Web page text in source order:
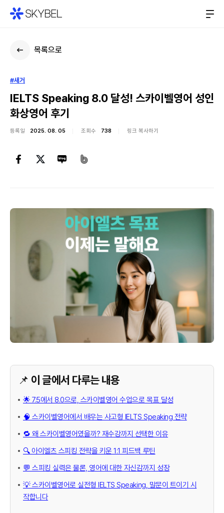
목록으로
#새거
IELTS Speaking 8.0 달성! 스카이벨영어 성인
화상영어 후기
등록일 2025. 08. 05 조회수 738 링크 복사하기
📌 이 글에서 다루는 내용
🌟 7.5에서 8.0으로, 스카이벨영어 수업으로 목표 달성
🧠 스카이벨영어에서 배우는 사고형 IELTS Speaking 전략
🔁 왜 스카이벨영어였을까? 재수강까지 선택한 이유
🔍 아이엘츠 스피킹 전략을 키운 1:1 피드백 루틴
💬 스피킹 실력은 물론, 영어에 대한 자신감까지 성장
💡 스카이벨영어로 실전형 IELTS Speaking, 말문이 트이기 시
작합니다